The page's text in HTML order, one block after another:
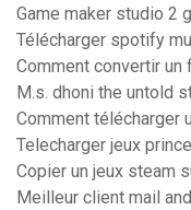
Game maker studio 2
Télécharger spotify
Comment convertir
M.s. dhoni the untold
Comment télécharger
Telecharger jeux
Copier un jeux steam
Meilleur client mail